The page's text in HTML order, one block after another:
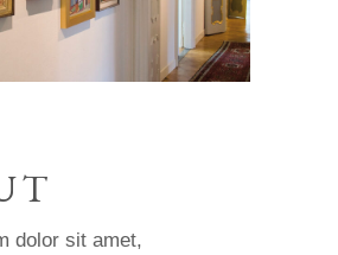
dolor sit amet,